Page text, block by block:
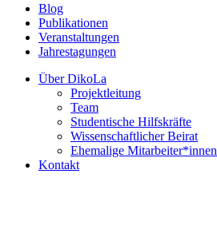
Blog
Publikationen
Veranstaltungen
Jahrestagungen
Über DikoLa
Projektleitung
Team
Studentische Hilfskräfte
Wissenschaftlicher Beirat
Ehemalige Mitarbeiter*innen
Kontakt